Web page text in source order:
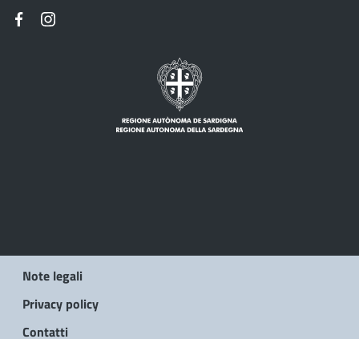
Note legali
Privacy policy
Contatti